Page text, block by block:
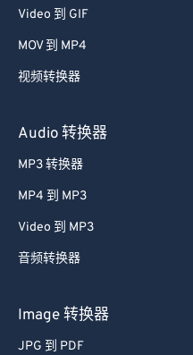
Video 到 GIF
MOV 到 MP4
视频转换器
Audio 转换器
MP3 转换器
MP4 到 MP3
Video 到 MP3
音频转换器
Image 转换器
JPG 到 PDF